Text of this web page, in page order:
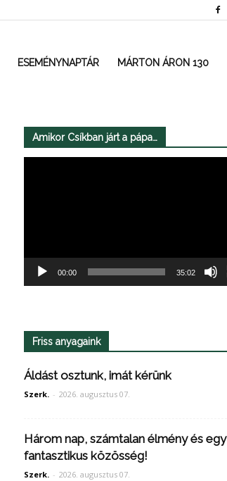
ESEMÉNYNAPTÁR MÁRTON ÁRON 130
Amikor Csíkban járt a pápa…
00:00 35:02
Friss anyagaink
Áldást osztunk, imát kérünk
Szerk. - 2026. augusztus 07.
Három nap, számtalan élmény és egy
fantasztikus közösség!
Szerk. - 2026. augusztus 07.